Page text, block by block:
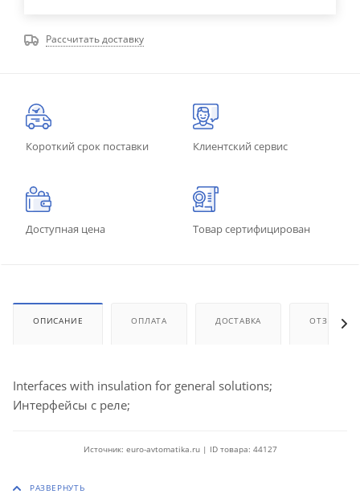
Рассчитать доставку
Короткий срок поставки Клиентский сервис
Доступная цена Товар сертифицирован
ОПИСАНИЕ ОПЛАТА ДОСТАВКА ОТЗЫВЫ
Interfaces with insulation for general solutions;
Интерфейсы с реле;
Источник: euro-avtomatika.ru | ID товара: 44127